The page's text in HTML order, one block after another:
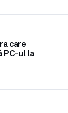
care
PC-ul la